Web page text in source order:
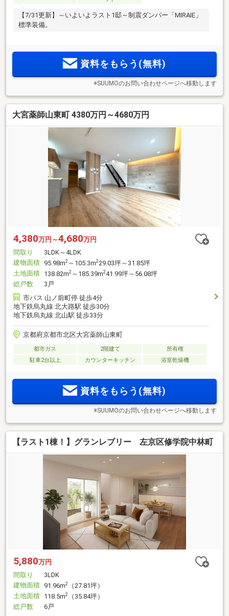
【7/31更新】～いよいよラスト1邸～制震ダンパー「MIRAIE」
標準装備。
資料をもらう(無料)
※SUUMOのお問い合わせページへ移動します
大宮薬師山東町 4380万円～4680万円
4,380万円～4,680万円
間取り
3LDK～4LDK
建物面積 95.98m2 ～105.3m2 29.03坪～31.85坪
土地面積 138.82m2 ～185.39m241.99坪～56.08坪
総戸数
3戸
市バス 山ノ前町停 徒歩4分
地下鉄烏丸線 北大路駅 徒歩30分
地下鉄烏丸線 北山駅 徒歩33分
京都府京都市北区大宮薬師山東町
都市ガス 2階建て
所有権
駐車2台以上
カウンターキッチン 浴室乾燥機
資料をもらう(無料)
※SUUMOのお問い合わせページへ移動します
【ラスト1棟！】グランレブリー 左京区修学院中林町
5,880万円
間取り
3LDK
建物面積 91.96m2
（27.81坪）
土地面積 118.5m2
（35.84坪）
総戸数
6戸